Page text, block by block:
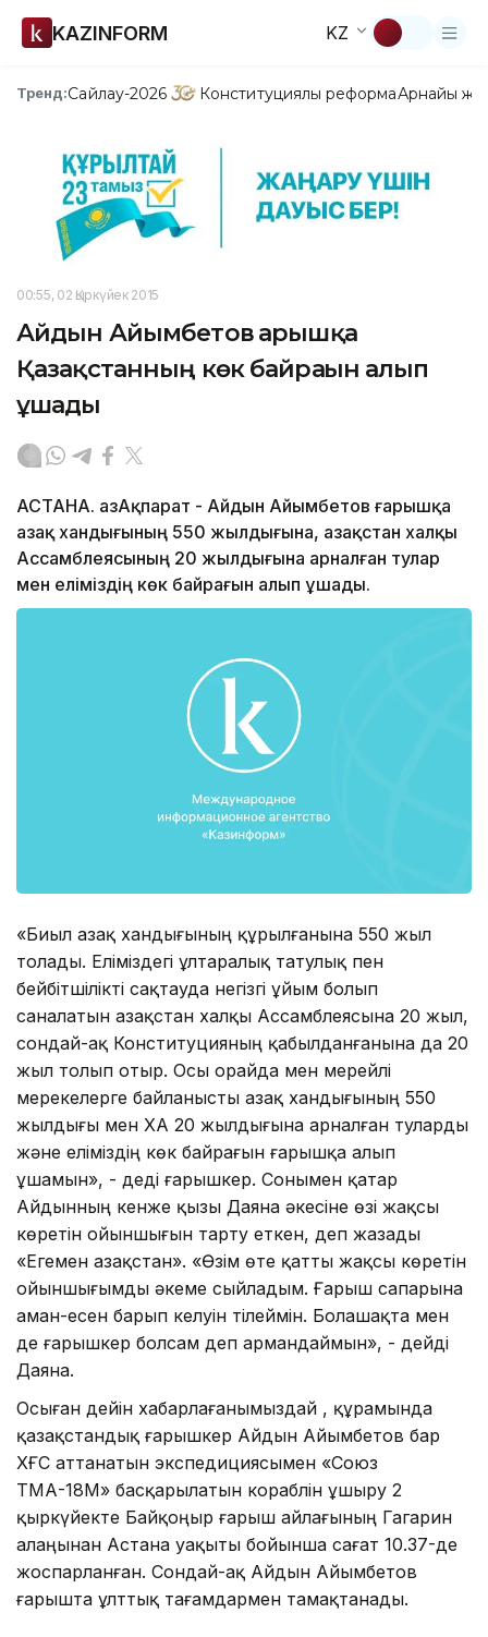
KAZINFORM KZ
Тренд:Сайлау-2026 Конституциялық реформаАрнайы
00:55, 02 Қыркүйек 2015
Айдын Айымбетов ғарышқа
Қазақстанның көк байрағын алып
ұшады
АСТАНА. ҚазАқпарат - Айдын Айымбетов ғарышқа
Қазақ хандығының 550 жылдығына, Қазақстан халқы
Ассамблеясының 20 жылдығына арналған тулар
мен еліміздің көк байрағын алып ұшады.
«Биыл Қазақ хандығының құрылғанына 550 жыл
толады. Еліміздегі ұлтаралық татулық пен
бейбітшілікті сақтауда негізгі ұйым болып
саналатын Қазақстан халқы Ассамблеясына 20 жыл,
сондай-ақ Конституцияның қабылданғанына да 20
жыл толып отыр. Осы орайда мен мерейлі
мерекелерге байланысты Қазақ хандығының 550
жылдығы мен ҚХА 20 жылдығына арналған туларды
және еліміздің көк байрағын ғарышқа алып
ұшамын», - деді ғарышкер. Сонымен қатар
Айдынның кенже қызы Даяна әкесіне өзі жақсы
көретін ойыншығын тарту еткен, деп жазады
«Егемен Қазақстан». «Өзім өте қатты жақсы көретін
ойыншығымды әкеме сыйладым. Ғарыш сапарына
аман-есен барып келуін тілеймін. Болашақта мен
де ғарышкер болсам деп армандаймын», - дейді
Даяна.
Осыған дейін хабарлағанымыздай , құрамында
қазақстандық ғарышкер Айдын Айымбетов бар
ХҒС аттанатын экспедициясымен «Союз
ТМА-18М» басқарылатын кораблін ұшыру 2
қыркүйекте Байқоңыр ғарыш айлағының Гагарин
алаңынан Астана уақыты бойынша сағат 10.37-де
жоспарланған. Сондай-ақ Айдын Айымбетов
ғарышта ұлттық тағамдармен тамақтанады.